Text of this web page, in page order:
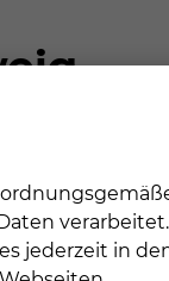
wird,
gibt es
Dazu
jederzeit in